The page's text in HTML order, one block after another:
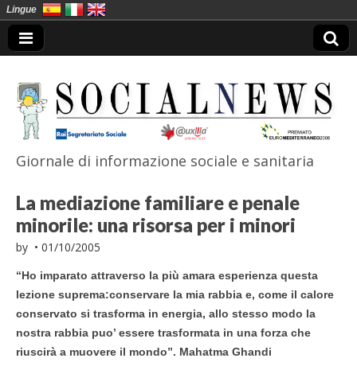
SocialNews
Giornale di informazione sociale e sanitaria
La mediazione familiare e penale
minorile: una risorsa per i minori
by • 01/10/2005
“Ho imparato attraverso la più amara esperienza questa
lezione suprema:conservare la mia rabbia e, come il calore
conservato si trasforma in energia, allo stesso modo la
nostra rabbia puo’ essere trasformata in una forza che
riuscirà a muovere il mondo”. Mahatma Ghandi
Lingue